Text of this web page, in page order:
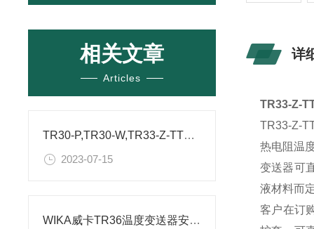
相关文章
Articles
TR30-P,TR30-W,TR33-Z-TT威卡温度变送器:参数解析
2023-07-15
WIKA威卡TR36温度变送器安装及接线说明
详
TR33-Z-
TR33-Z-
热电阻温
变送器可
液材料而
客户在订